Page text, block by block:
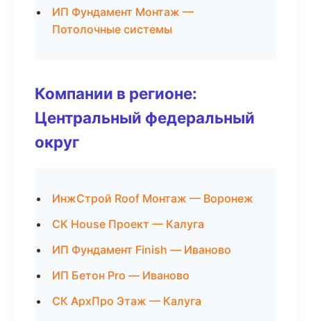
ИП Фундамент Монтаж —
Потолочные системы
Компании в регионе:
Центральный федеральный
округ
ИнжСтрой Roof Монтаж — Воронеж
СК House Проект — Калуга
ИП Фундамент Finish — Иваново
ИП Бетон Pro — Иваново
СК АрхПро Этаж — Калуга